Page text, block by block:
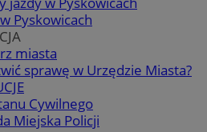
Pyskowicach
miasta
sprawę w Urzędzie Miasta?
Cywilnego
Miejska Policji